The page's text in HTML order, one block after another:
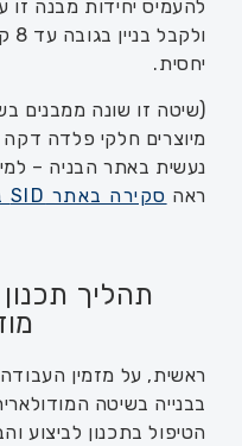
להעמיס יחידות מבנה זו
יחסית.
(שיטה זו שונה ממבנים
מיוצרים חלקי פלדה
נעשית באתר הבניה –
ראה סקירה באתר SID בנושא זה בקישור כאן
תהליך
ראשית, על מזמין
בבנייה בשיטה
הטיפול בתכנון לביצוע